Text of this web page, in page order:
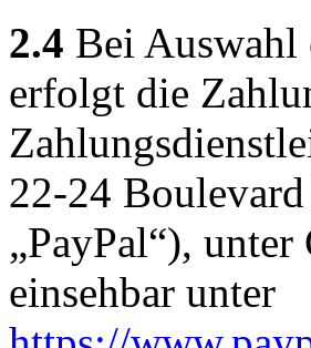
2.4 Bei Auswahl
erfolgt die
22-24
„PayPal“),
einsehbar unter